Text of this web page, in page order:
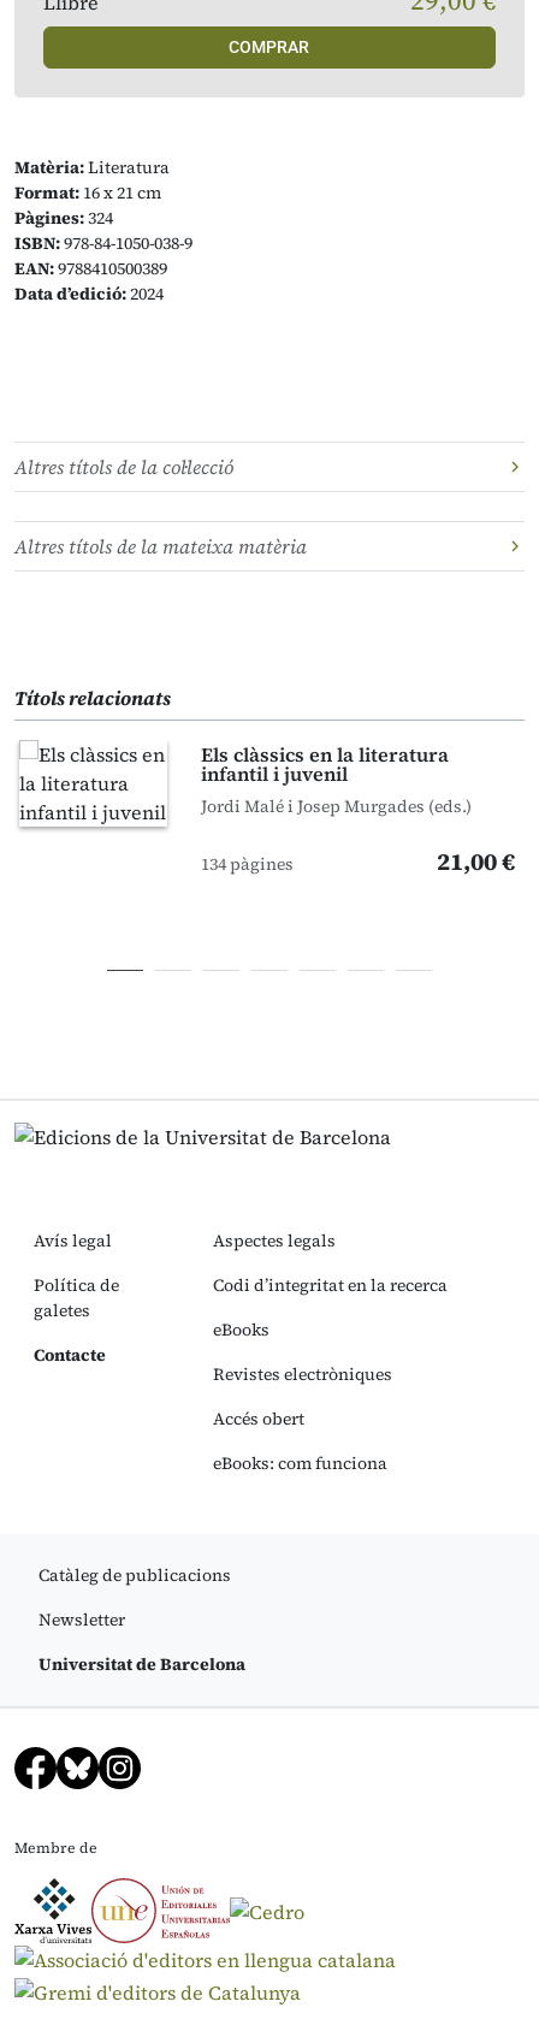
Matèria:Literatura
Format: 16 x 21 cm
Pàgines:324
ISBN:978-84-1050-038-9
EAN:9788410500389
Data d’edició:2024
COMPRAR
Altres títols de la col·lecció
Altres títols de la mateixa matèria
Títols relacionats
Els clàssics en la literatura
infantil i juvenil
Jordi Malé i Josep Murgades (eds.)
134 pàgines 21,00 €
Avís legal
Política de
galetes
Contacte
Aspectes legals
Codi d’integritat en la recerca
eBooks
Revistes electròniques
Accés obert
eBooks: com funciona
Catàleg de publicacions
Newsletter
Universitat de Barcelona
Membre de